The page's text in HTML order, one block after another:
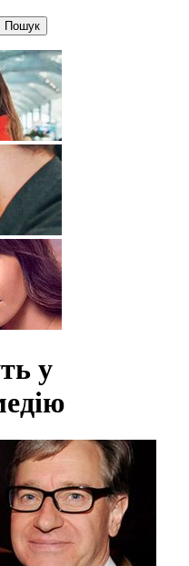
Пошук
у